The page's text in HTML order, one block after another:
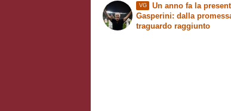
VG
Un anno fa la
Gasperini: dalla
traguardo raggiunto